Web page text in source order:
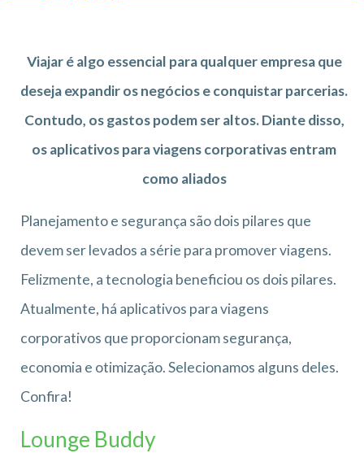
Viajar é algo essencial para qualquer empresa que
deseja expandir os negócios e conquistar parcerias.
Contudo, os gastos podem ser altos. Diante disso,
os aplicativos para viagens corporativas entram
como aliados
Planejamento e segurança são dois pilares que
devem ser levados a série para promover viagens.
Felizmente, a tecnologia beneficiou os dois pilares.
Atualmente, há aplicativos para viagens
corporativos que proporcionam segurança,
economia e otimização. Selecionamos alguns deles.
Confira!
Lounge Buddy